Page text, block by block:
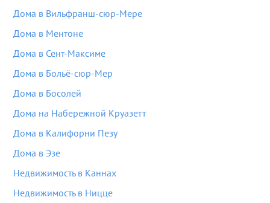
Дома в Вильфранш-сюр-Мере
Дома в Ментоне
Дома в Сент-Максиме
Дома в Больё-сюр-Мер
Дома в Босолей
Дома на Набережной Круазетт
Дома в Калифорни Пезу
Дома в Эзе
Недвижимость в Каннах
Недвижимость в Ницце